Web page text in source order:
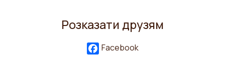
Розказати друзям
Facebook